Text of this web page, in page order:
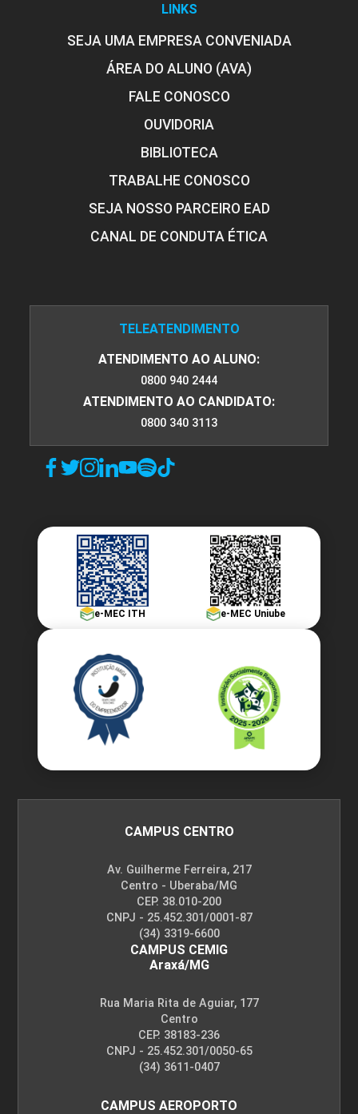
LINKS
SEJA UMA EMPRESA CONVENIADA
ÁREA DO ALUNO (AVA)
FALE CONOSCO
OUVIDORIA
BIBLIOTECA
TRABALHE CONOSCO
SEJA NOSSO PARCEIRO EAD
CANAL DE CONDUTA ÉTICA
TELEATENDIMENTO
ATENDIMENTO AO ALUNO:
0800 940 2444
ATENDIMENTO AO CANDIDATO:
0800 340 3113
e-MEC ITH e-MEC Uniube
CAMPUS CENTRO
Av. Guilherme Ferreira, 217
Centro - Uberaba/MG
CEP. 38.010-200
CNPJ - 25.452.301/0001-87
(34) 3319-6600
CAMPUS CEMIG
Araxá/MG
Rua Maria Rita de Aguiar, 177
Centro
CEP. 38183-236
CNPJ - 25.452.301/0050-65
(34) 3611-0407
CAMPUS AEROPORTO